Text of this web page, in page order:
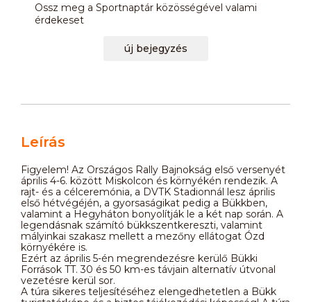
Ossz meg a Sportnaptár közösségével valami
érdekeset
új bejegyzés
Leírás
Figyelem! Az Országos Rally Bajnokság első versenyét
április 4-6. között Miskolcon és környékén rendezik. A
rajt- és a célceremónia, a DVTK Stadionnál lesz április
első hétvégéjén, a gyorsaságikat pedig a Bükkben,
valamint a Hegyháton bonyolítják le a két nap során. A
legendásnak számító bükkszentkereszti, valamint
mályinkai szakasz mellett a mezőny ellátogat Ózd
környékére is.
Ezért az április 5-én megrendezésre kerülő Bükki
Források TT. 30 és 50 km-es távjain alternatív útvonal
vezetésre kerül sor.
A túra sikeres teljesítéséhez elengedhetetlen a Bükk